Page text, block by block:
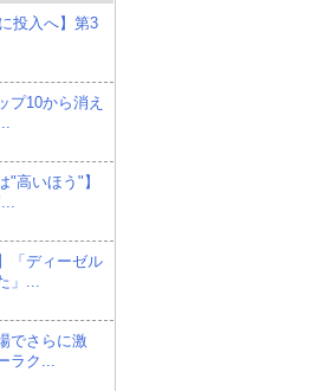
投入へ】第3
プ10から消え
"高いほう"】
「ディーゼル
」...
でさらに激
ラク...